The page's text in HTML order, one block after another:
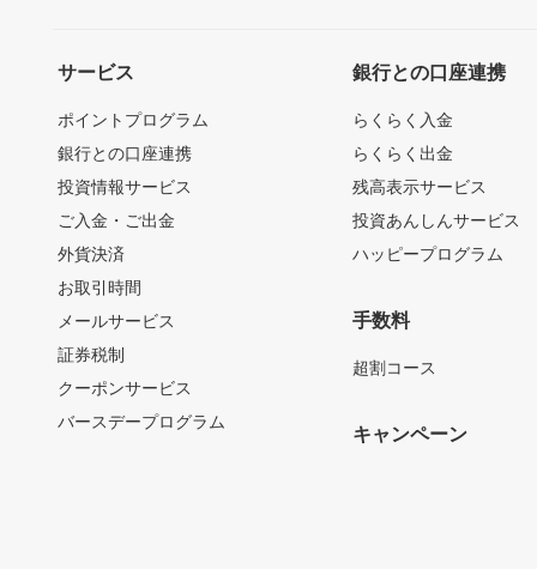
サービス
ポイントプログラム
銀行との口座連携
投資情報サービス
ご入金・ご出金
外貨決済
お取引時間
メールサービス
証券税制
クーポンサービス
バースデープログラム
銀行との口座連携
らくらく入金
らくらく出金
残高表示サービス
投資あんしんサービス
ハッピープログラム
手数料
超割コース
キャンペーン